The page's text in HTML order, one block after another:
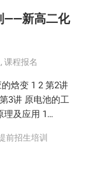
——新高二化
, 课程报名
焓变 1 2 第2讲
3讲 原电池的工
理及应用 1…
前招生培训